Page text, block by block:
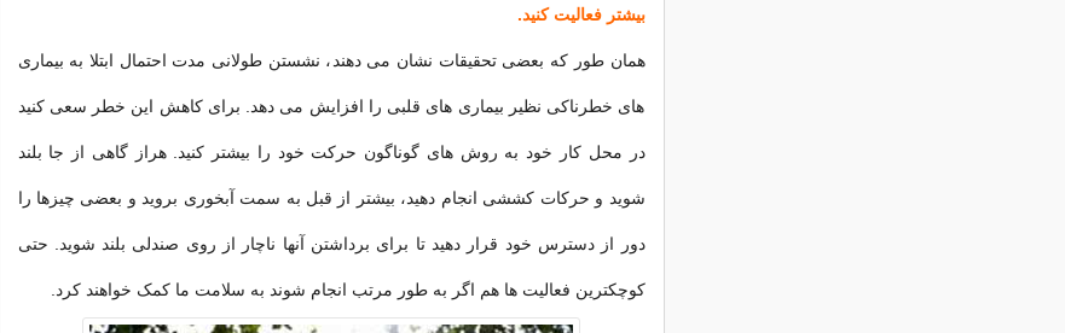
بیشتر فعالیت کنید.
همان طور که بعضی تحقیقات نشان می دهند، نشستن طولانی مدت احتمال ابتلا به بیماری
های خطرناکی نظیر بیماری های قلبی را افزایش می دهد. برای کاهش این خطر سعی کنید
در محل کار خود به روش های گوناگون حرکت خود را بیشتر کنید. هراز گاهی از جا بلند
شوید و حرکات کششی انجام دهید، بیشتر از قبل به سمت آبخوری بروید و بعضی چیزها را
دور از دسترس خود قرار دهید تا برای برداشتن آنها ناچار از روی صندلی بلند شوید. حتی
کوچکترین فعالیت ها هم اگر به طور مرتب انجام شوند به سلامت ما کمک خواهند کرد.